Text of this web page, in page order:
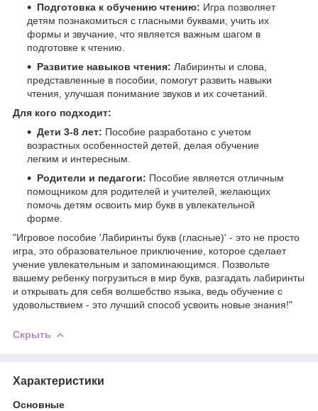
Подготовка к обучению чтению: Игра позволяет
детям познакомиться с гласными буквами, учить их
формы и звучание, что является важным шагом в
подготовке к чтению.
Развитие навыков чтения: Лабиринты и слова,
представленные в пособии, помогут развить навыки
чтения, улучшая понимание звуков и их сочетаний.
Для кого подходит:
Дети 3-8 лет: Пособие разработано с учетом
возрастных особенностей детей, делая обучение
легким и интересным.
Родители и педагоги: Пособие является отличным
помощником для родителей и учителей, желающих
помочь детям освоить мир букв в увлекательной
форме.
"Игровое пособие 'Лабиринты букв (гласные)' - это не просто
игра, это образовательное приключение, которое сделает
учение увлекательным и запоминающимся. Позвольте
вашему ребенку погрузиться в мир букв, разгадать лабиринты
и открывать для себя волшебство языка, ведь обучение с
удовольствием - это лучший способ усвоить новые знания!"
Скрыть
Характеристики
Основные